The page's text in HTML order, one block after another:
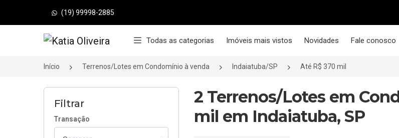
(19) 99998-2885
Página inicial Todas as categorias Imóveis mais vistos Novidades Fale conosco
Início Terrenos/Lotes em Condomínio à venda Indaiatuba/SP Até R$ 370 mil
Filtrar
Transação
2 Terrenos/Lotes em
mil em Indaiatuba, SP